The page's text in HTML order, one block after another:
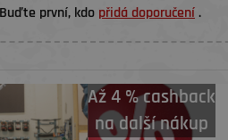
první, kdo přidá doporučení.
Až 4 % cashback
na další nákup